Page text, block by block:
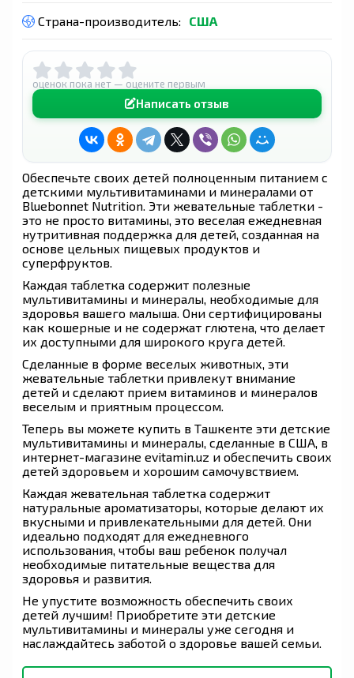
Страна-производитель: США
оценок пока нет — оцените первым
Написать отзыв
Обеспечьте своих детей полноценным питанием с
детскими мультивитаминами и минералами от
Bluebonnet Nutrition. Эти жевательные таблетки -
это не просто витамины, это веселая ежедневная
нутритивная поддержка для детей, созданная на
основе цельных пищевых продуктов и
суперфруктов.
Каждая таблетка содержит полезные
мультивитамины и минералы, необходимые для
здоровья вашего малыша. Они сертифицированы
как кошерные и не содержат глютена, что делает
их доступными для широкого круга детей.
Сделанные в форме веселых животных, эти
жевательные таблетки привлекут внимание
детей и сделают прием витаминов и минералов
веселым и приятным процессом.
Теперь вы можете купить в Ташкенте эти детские
мультивитамины и минералы, сделанные в США, в
интернет-магазине evitamin.uz и обеспечить своих
детей здоровьем и хорошим самочувствием.
Каждая жевательная таблетка содержит
натуральные ароматизаторы, которые делают их
вкусными и привлекательными для детей. Они
идеально подходят для ежедневного
использования, чтобы ваш ребенок получал
необходимые питательные вещества для
здоровья и развития.
Не упустите возможность обеспечить своих
детей лучшим! Приобретите эти детские
мультивитамины и минералы уже сегодня и
наслаждайтесь заботой о здоровье вашей семьи.